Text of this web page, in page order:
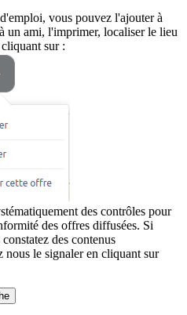
vous pouvez l'ajouter à
un ami, l'imprimer, localiser le lieu
sur :
des contrôles pour
des offres diffusées. Si
des contenus
nous le signaler en cliquant sur